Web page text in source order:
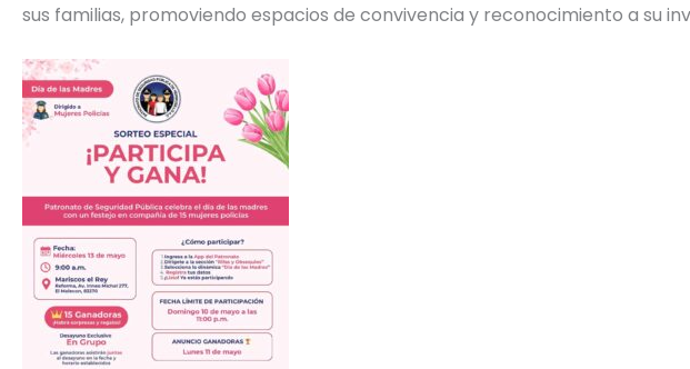
sus familias, promoviendo espacios de convivencia y reconocimiento a su